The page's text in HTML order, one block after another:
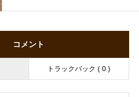
コメント
トラックバック ( 0 )